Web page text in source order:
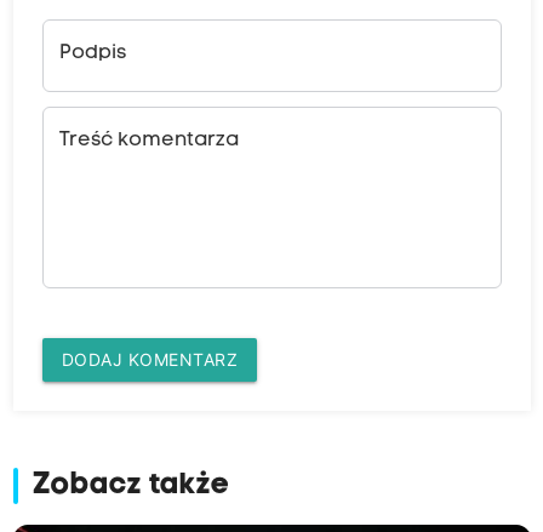
Podpis
Treść komentarza
DODAJ KOMENTARZ
Zobacz także